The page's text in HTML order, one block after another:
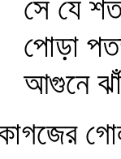
সে যে
পোড়া
আগুনে